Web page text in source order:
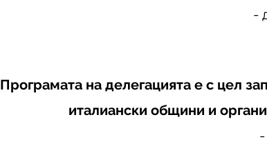
-
Програмата на делегацията е с цел
италиански общини и